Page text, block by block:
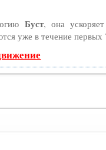
Буст, она
уже в течение первых